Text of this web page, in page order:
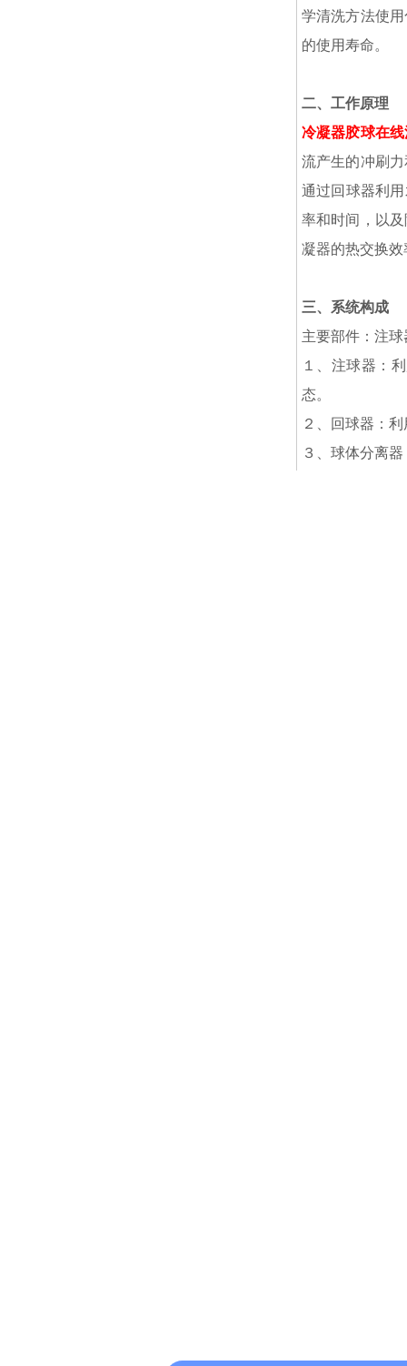
学清洗方法使
的使用寿命。
二、工作原理
冷凝器胶球在
流产生的冲刷
通过回球器利
率和时间，以
凝器的热交换
三、系统构成
主要部件：注
１、注球器：
态。
２、回球器：
３、球体分离